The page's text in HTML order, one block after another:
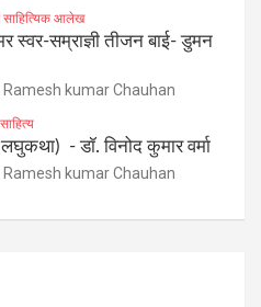
साहित्यिक आलेख
स्वर-सम्राज्ञी तीजन बाई- डुमन
Ramesh kumar Chauhan
​- डॉ. विनोद कुमार वर्मा
Ramesh kumar Chauhan